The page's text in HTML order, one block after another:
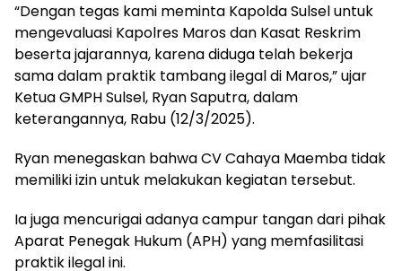
“Dengan tegas kami meminta Kapolda Sulsel untuk
mengevaluasi Kapolres Maros dan Kasat Reskrim
beserta jajarannya, karena diduga telah bekerja
sama dalam praktik tambang ilegal di Maros,” ujar
Ketua GMPH Sulsel, Ryan Saputra, dalam
keterangannya, Rabu (12/3/2025).
Ryan menegaskan bahwa CV Cahaya Maemba tidak
memiliki izin untuk melakukan kegiatan tersebut.
Ia juga mencurigai adanya campur tangan dari pihak
Aparat Penegak Hukum (APH) yang memfasilitasi
praktik ilegal ini.